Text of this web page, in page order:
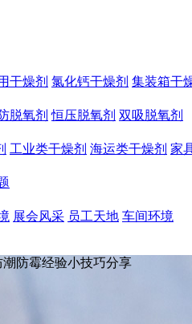
干燥剂 氯化钙干燥剂 集装箱干
脱氧剂 恒压脱氧剂 双吸脱氧剂
工业类干燥剂 海运类干燥剂 家
展会风采 员工天地 车间环境
防霉经验小技巧分享